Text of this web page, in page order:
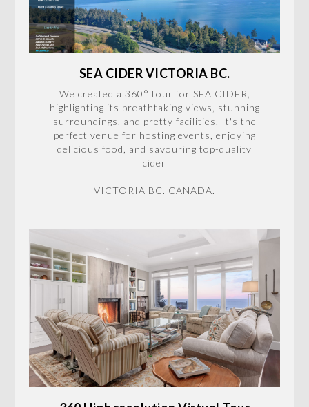
SEA CIDER VICTORIA BC.
We created a 360° tour for SEA CIDER,
highlighting its breathtaking views, stunning
surroundings, and pretty facilities. It's the
perfect venue for hosting events, enjoying
delicious food, and savouring top-quality
cider
VICTORIA BC. CANADA.